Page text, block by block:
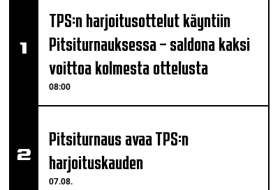
08:00
TPS:n harjoitusottelut käyntiin
Pitsiturnauksessa – saldona kaksi
voittoa kolmesta ottelusta
07.08.
Pitsiturnaus avaa TPS:n
harjoituskauden